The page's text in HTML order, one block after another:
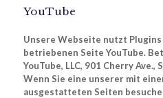
YouTube
Unsere Webseite nutzt Plugins
betriebenen Seite YouTube.
YouTube, LLC, 901 Cherry Ave.,
Wenn Sie eine unserer mit
ausgestatteten Seiten